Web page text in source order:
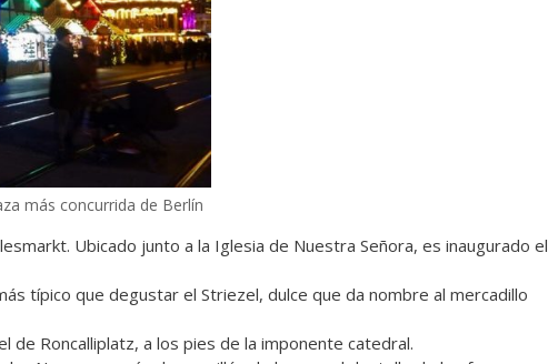
más concurrida de Berlín
Ubicado junto a la Iglesia de Nuestra Señora, es inaugurado el
típico que degustar el Striezel, dulce que da nombre al mercadillo
Roncalliplatz, a los pies de la imponente catedral.